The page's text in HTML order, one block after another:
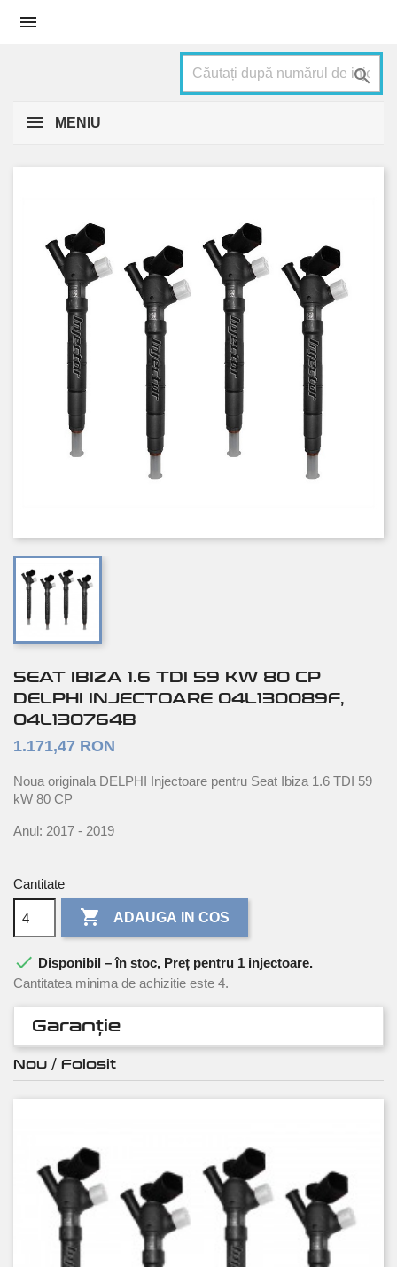


MENIU
SEAT IBIZA 1.6 TDI 59 KW 80 CP
DELPHI INJECTOARE 04L130089F,
04L130764B
1.171,47 RON
Noua originala DELPHI Injectoare pentru Seat Ibiza 1.6 TDI 59
kW 80 CP
Anul: 2017 - 2019
Cantitate
 ADAUGA IN COS
 Disponibil – în stoc, Preț pentru 1 injectoare.
Cantitatea minima de achizitie este 4.
Garanție
Nou / Folosit